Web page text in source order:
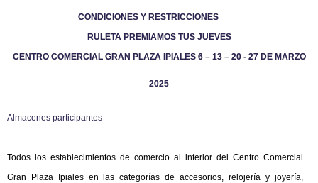
CONDICIONES Y RESTRICCIONES
RULETA PREMIAMOS TUS JUEVES
CENTRO COMERCIAL GRAN PLAZA IPIALES 6 – 13 – 20 - 27 DE MARZO
2025
Almacenes participantes
Todos los establecimientos de comercio al interior del Centro Comercial
Gran Plaza Ipiales en las categorías de accesorios, relojería y joyería,